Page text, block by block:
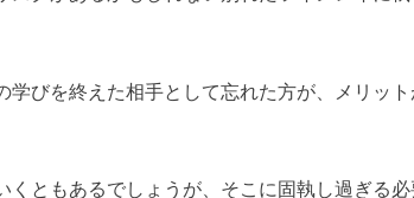
学びを終えた相手として忘れた方が、メリッ
くともあるでしょうが、そこに固執し過ぎる